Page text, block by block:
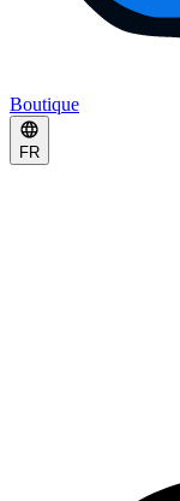
Boutique
FR